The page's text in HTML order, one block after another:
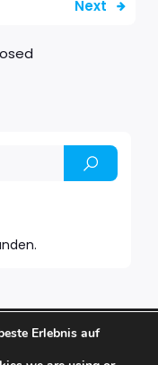
Next
using WordPress
Erlebnis auf